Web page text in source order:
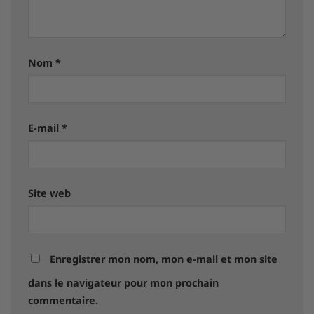
Nom *
E-mail *
Site web
Enregistrer mon nom, mon e-mail et mon site
dans le navigateur pour mon prochain
commentaire.